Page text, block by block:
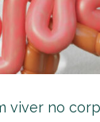
viver no